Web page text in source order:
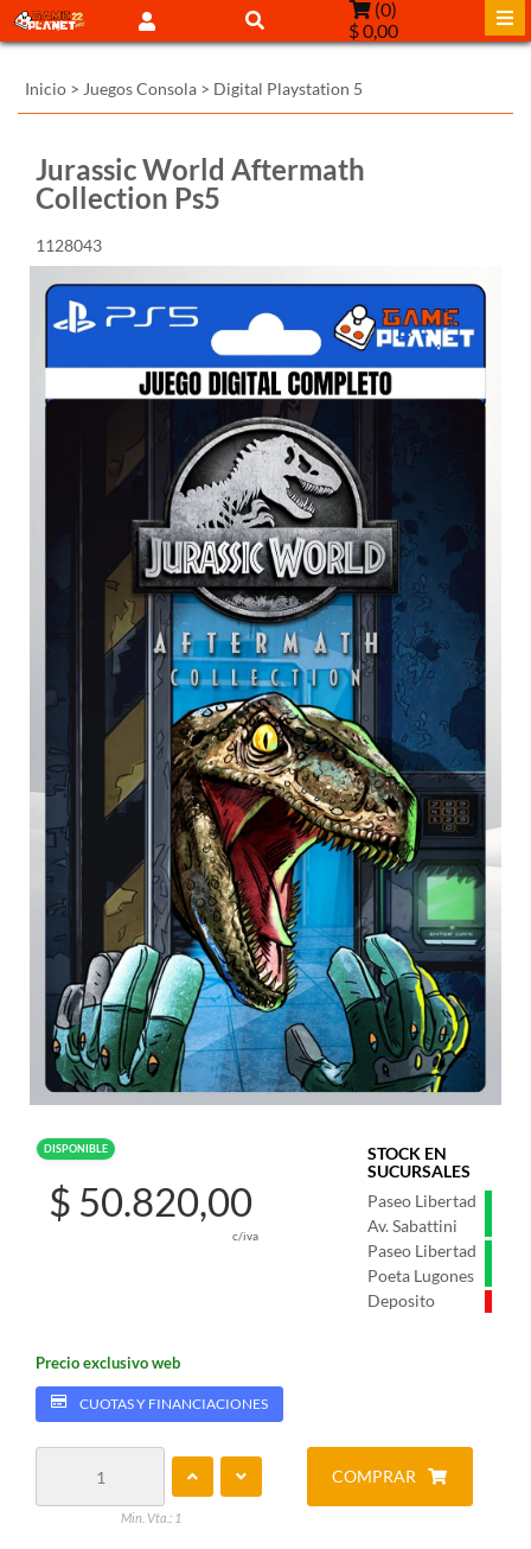
(0)
$ 0,00
Inicio > Juegos Consola > Digital Playstation 5
Jurassic World Aftermath
Collection Ps5
1128043
DISPONIBLE
STOCK EN
SUCURSALES
Paseo Libertad
Av. Sabattini
Paseo Libertad
Poeta Lugones
Deposito
$ 50.820,00
c/iva
Precio exclusivo web
CUOTAS Y FINANCIACIONES
Min. Vta.: 1
COMPRAR